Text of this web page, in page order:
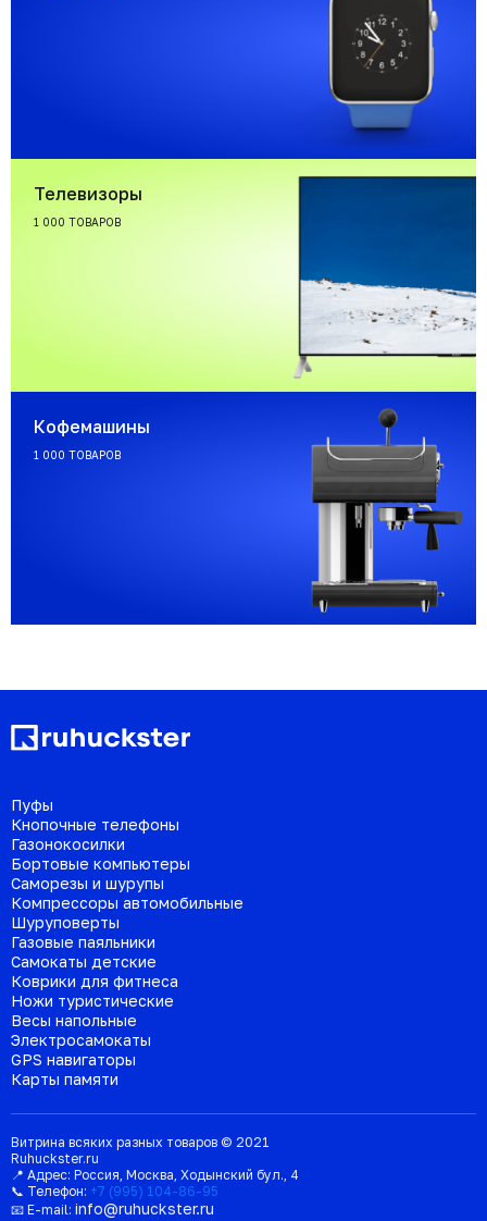
Телевизоры
1 000 ТОВАРОВ
Кофемашины
1 000 ТОВАРОВ
Пуфы
Кнопочные телефоны
Газонокосилки
Бортовые компьютеры
Саморезы и шурупы
Компрессоры автомобильные
Шуруповерты
Газовые паяльники
Самокаты детские
Коврики для фитнеса
Ножи туристические
Весы напольные
Электросамокаты
GPS навигаторы
Карты памяти
Витрина всяких разных товаров © 2021
Ruhuckster.ru
📍 Адрес: Россия, Москва, Ходынский бул., 4
📞 Телефон: +7 (995) 104-86-95
📧 E-mail: info@ruhuckster.ru